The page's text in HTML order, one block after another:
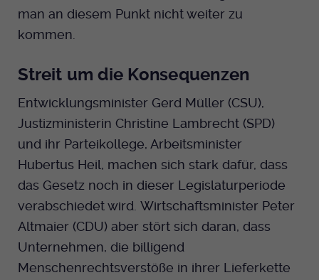
man an diesem Punkt nicht weiter zu
kommen.
Streit um die Konsequenzen
Entwicklungsminister Gerd Müller (CSU),
Justizministerin Christine Lambrecht (SPD)
und ihr Parteikollege, Arbeitsminister
Hubertus Heil, machen sich stark dafür, dass
das Gesetz noch in dieser Legislaturperiode
verabschiedet wird. Wirtschaftsminister Peter
Altmaier (CDU) aber stört sich daran, dass
Unternehmen, die billigend
Menschenrechtsverstöße in ihrer Lieferkette